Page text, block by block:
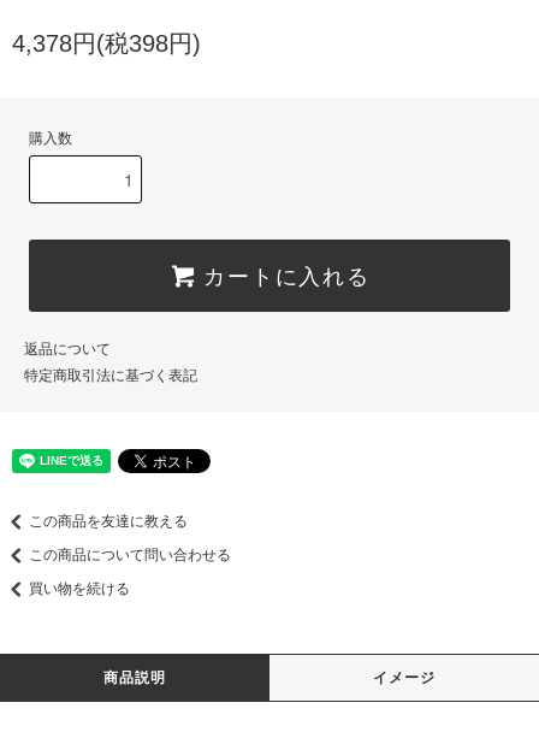
4,378円(税398円)
購入数
カートに入れる
返品について
特定商取引法に基づく表記
この商品を友達に教える
この商品について問い合わせる
買い物を続ける
商品説明 イメージ